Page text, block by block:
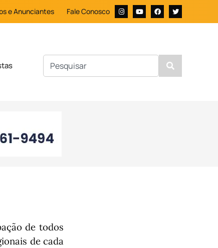
e Anunciantes Fale Conosco
de todos
de cada